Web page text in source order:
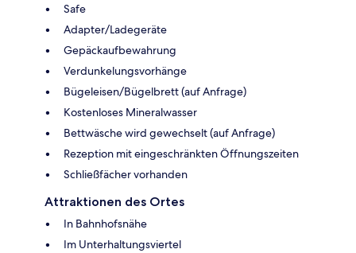
Safe
Adapter/Ladegeräte
Gepäckaufbewahrung
Verdunkelungsvorhänge
Bügeleisen/Bügelbrett (auf Anfrage)
Kostenloses Mineralwasser
Bettwäsche wird gewechselt (auf Anfrage)
Rezeption mit eingeschränkten Öffnungszeiten
Schließfächer vorhanden
Attraktionen des Ortes
In Bahnhofsnähe
Im Unterhaltungsviertel